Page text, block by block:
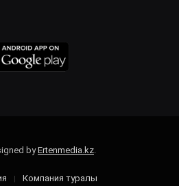
byErtenmedia.kz
Компания туралы